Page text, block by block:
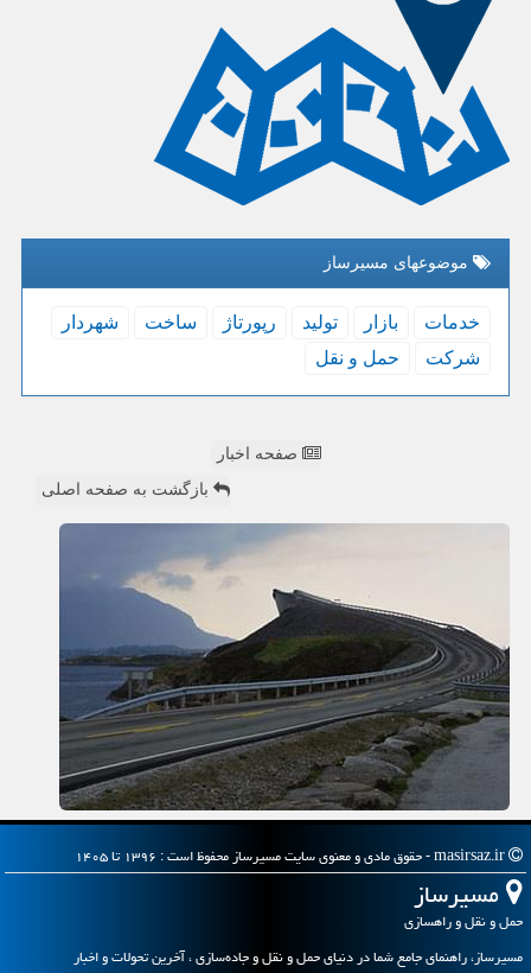
موضوعهای مسیرساز
خدمات بازار تولید رپورتاژ ساخت
شهردار
شركت
حمل و نقل
صفحه اخبار
بازگشت به صفحه اصلی
مسیرساز
حمل و نقل و راهسازی
مسیرساز، راهنمای جامع شما در دنیای حمل و نقل و جاده‌سازی ، آخرین تحولات و اخبار